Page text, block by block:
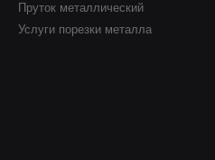
Пруток металлический
Услуги порезки металла